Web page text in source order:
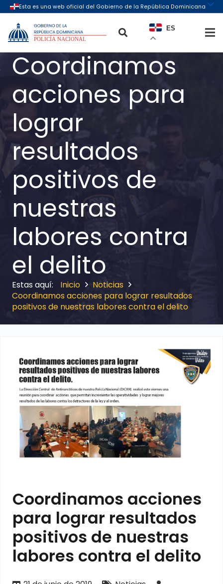
ES
Coordinamos
acciones para
lograr
resultados
positivos de
nuestras
labores contra
el delito
Inicio
Noticias
Coordinamos acciones para lograr resultados
positivos de nuestras labores contra el delito
Coordinamos acciones
para lograr resultados
positivos de nuestras
labores contra el delito